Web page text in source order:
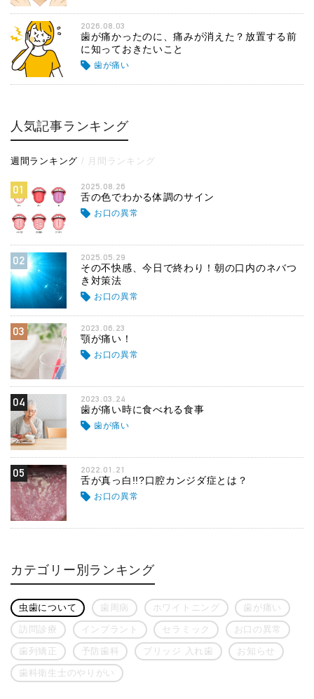
2026.08.03
歯が痛かったのに、痛みが消えた？放置する前
に知っておきたいこと
歯が痛い
人気記事ランキング
週間ランキング 月間ランキング
01 2025.08.26
舌の色でわかる体調のサイン
お口の異常
02 2025.05.29
その不快感、今日で終わり！朝の口内のネバつ
き対策法
お口の異常
03 2023.06.23
顎が痛い！
お口の異常
04 2023.03.24
歯が痛い時に食べれる食事
歯が痛い
05 2022.01.21
舌が真っ白!!?口腔カンジダ症とは？
お口の異常
カテゴリー別ランキング
虫歯について 歯周病 ホワイトニング 歯が痛い
訪問診療 インプラント セラミック お口の異常
歯列矯正 予防歯科 ブリッジ 入れ歯 お知らせ
歯科衛生士のやりがい